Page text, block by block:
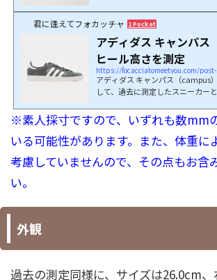
君に逢えてフォカッチャ 1 Pocket
アディダス キャンパ
ヒール高さを測定
https://focacciatomeetyou.com/
アディダス キャンパス（campus
して、過去に測定したスニーカー
※素人採寸ですので、いずれも数mm
いる可能性があります。また、体重に
考慮していませんので、その点もお含
い。
外観
過去の測定同様に、サイズは26.0cm